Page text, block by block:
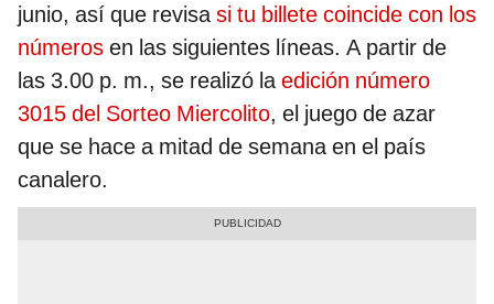
junio, así que revisasi tu billete coincide con los
números en las siguientes líneas. A partir de
las 3.00 p. m., se realizó laedición número
3015 del Sorteo Miercolito, el juego de azar
que se hace a mitad de semana en el país
canalero.